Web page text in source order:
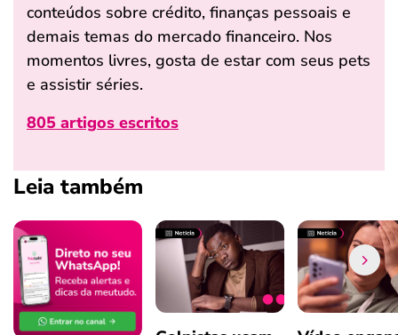
conteúdos sobre crédito, finanças pessoais e
demais temas do mercado financeiro. Nos
momentos livres, gosta de estar com seus pets
e assistir séries.
805 artigos escritos
Leia também